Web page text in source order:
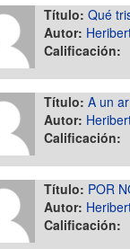
Título: Qué
Autor:
Calificación:
Título: A un
Autor:
Calificación:
Título: POR
Autor:
Calificación: